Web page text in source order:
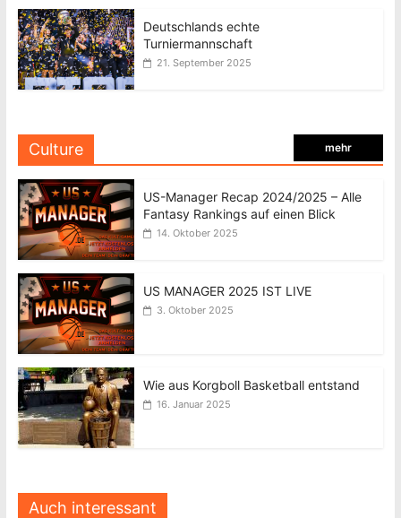
Deutschlands echte
Turniermannschaft
21. September 2025
Culture mehr
US-Manager Recap 2024/2025 – Alle
Fantasy Rankings auf einen Blick
14. Oktober 2025
US MANAGER 2025 IST LIVE
3. Oktober 2025
Wie aus Korgboll Basketball entstand
16. Januar 2025
Auch interessant